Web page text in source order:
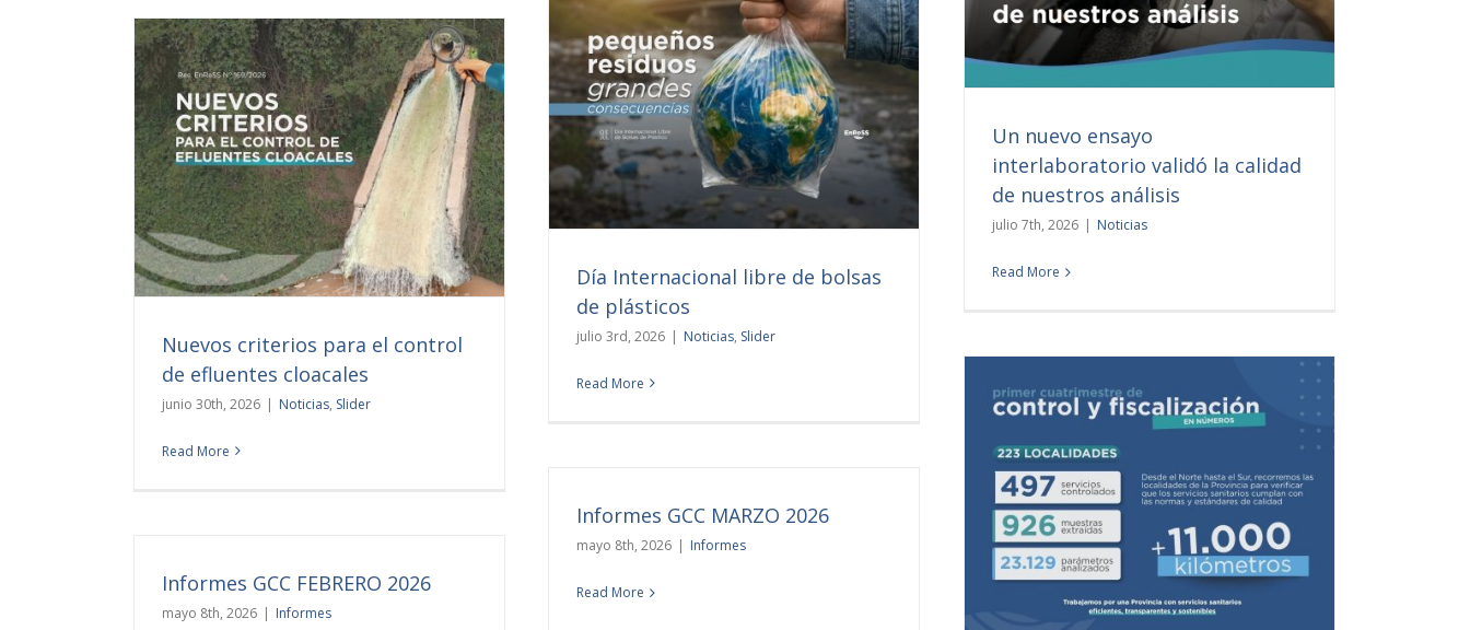
Un nuevo ensayo
interlaboratorio validó la calidad
de nuestros análisis
julio 7th, 2026 | Noticias
Read More
Día Internacional libre de bolsas de plásticos
Noticias Slider
Día Internacional libre de bolsas
de plásticos
julio 3rd, 2026 | Noticias, Slider
Read More
Nuevos criterios para el control
de efluentes cloacales
junio 30th, 2026 | Noticias, Slider
Read More
Reporte cuatrimestral de gestión
Informes GCC MARZO 2026
mayo 8th, 2026 | Informes
Read More
Informes GCC FEBRERO 2026
mayo 8th, 2026 | Informes